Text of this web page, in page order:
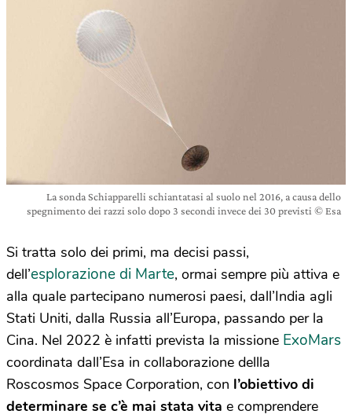
La sonda Schiapparelli schiantatasi al suolo nel 2016, a causa dello
spegnimento dei razzi solo dopo 3 secondi invece dei 30 previsti © Esa
Si tratta solo dei primi, ma decisi passi,
dell’esplorazione di Marte, ormai sempre più attiva e
alla quale partecipano numerosi paesi, dall’India agli
Stati Uniti, dalla Russia all’Europa, passando per la
Cina. Nel 2022 è infatti prevista la missione ExoMars
coordinata dall’Esa in collaborazione dellla
Roscosmos Space Corporation, con l’obiettivo di
determinare se c’è mai stata vita e comprendere